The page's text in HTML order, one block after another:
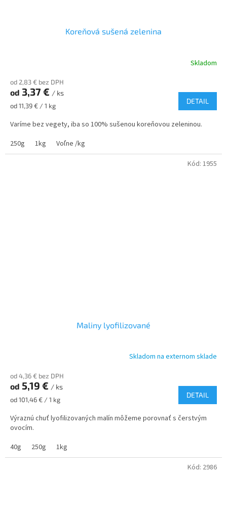
Koreňová sušená zelenina
produktu
je
5,0
5
Skladom
od 2,83 € bez DPH
od 3,37 € / ks
Jednotková
od 11,39 € / 1 kg
DETAIL
Varíme bez vegety, iba so 100% sušenou koreňovou zeleninou.
250g
1kg Voľne /kg
Maliny lyofilizované
Skladom na externom sklade
od 4,36 € bez DPH
od 5,19 € / ks
Jednotková
od 101,46 € / 1 kg
DETAIL
Výraznú chuť lyofilizovaných malín môžeme porovnať s čerstvým
ovocím.
40g
250g 1kg
Kód: 1955
Kód: 2986